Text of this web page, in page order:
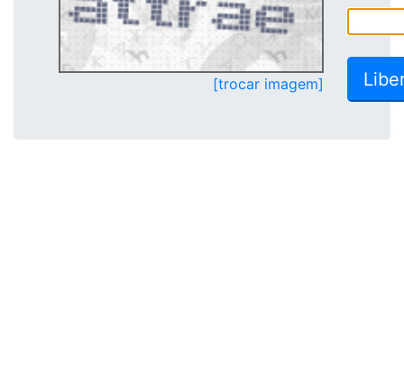
[trocar imagem]